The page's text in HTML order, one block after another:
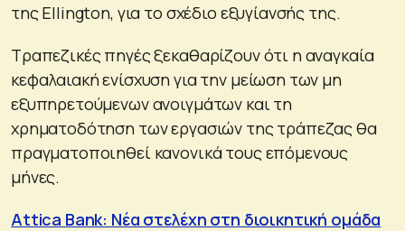
της Ellington, για το σχέδιο εξυγίανσής της.
Τραπεζικές πηγές ξεκαθαρίζουν ότι η αναγκαία
κεφαλαιακή ενίσχυση για την μείωση των μη
εξυπηρετούμενων ανοιγμάτων και τη
χρηματοδότηση των εργασιών της τράπεζας θα
πραγματοποιηθεί κανονικά τους επόμενους
μήνες.
Attica Bank: Νέα στελέχη στη διοικητική ομάδα